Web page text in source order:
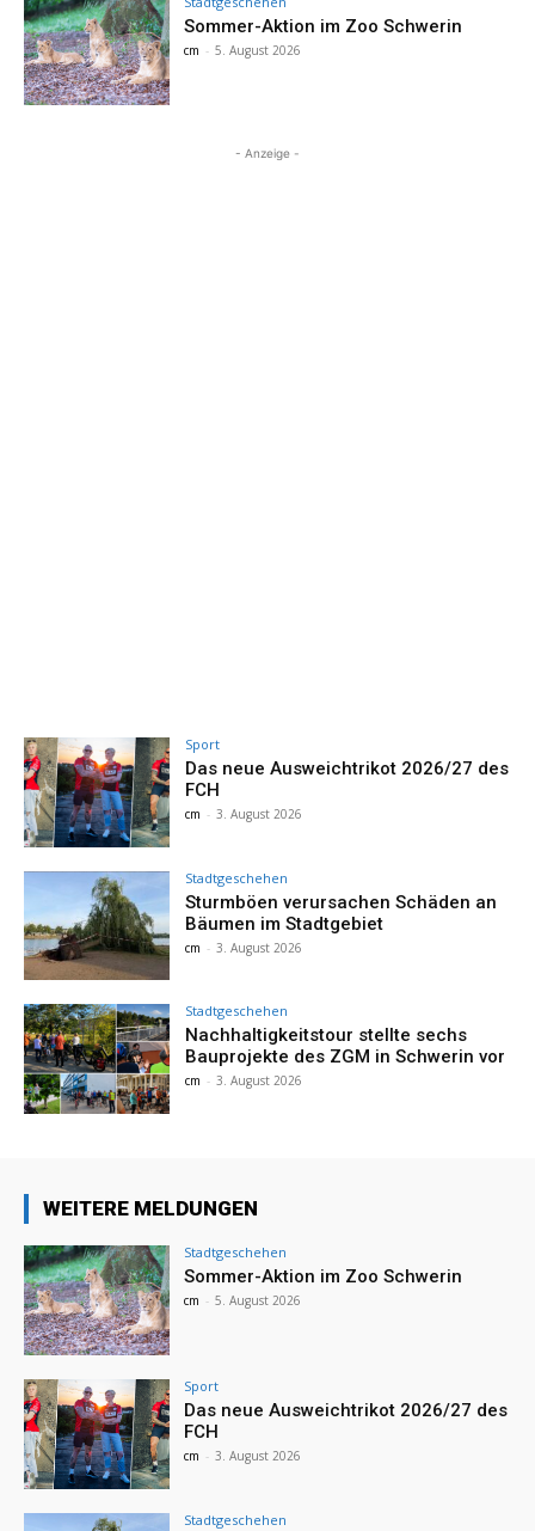
Sommer-Aktion im Zoo Schwerin
cm - 5. August 2026
- Anzeige -
Sport
Das neue Ausweichtrikot 2026/27 des
FCH
cm - 3. August 2026
Stadtgeschehen
Sturmböen verursachen Schäden an
Bäumen im Stadtgebiet
cm - 3. August 2026
Stadtgeschehen
Nachhaltigkeitstour stellte sechs
Bauprojekte des ZGM in Schwerin vor
cm - 3. August 2026
WEITERE MELDUNGEN
Stadtgeschehen
Sommer-Aktion im Zoo Schwerin
cm - 5. August 2026
Sport
Das neue Ausweichtrikot 2026/27 des
FCH
cm - 3. August 2026
Stadtgeschehen